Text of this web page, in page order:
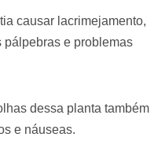
causar lacrimejamento,
pálpebras e problemas
dessa planta também
e náuseas.